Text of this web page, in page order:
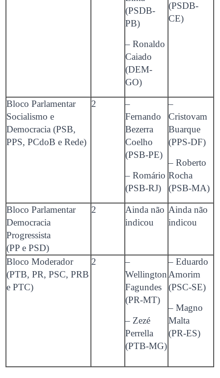
(PSDB-
PB)
– Ronaldo
Caiado
(DEM-
GO)
(PSDB-
CE)
Bloco Parlamentar
Socialismo e
Democracia (PSB,
PPS, PCdoB e Rede)
2
–
Fernando
Bezerra
Coelho
(PSB-PE)
– Romário
(PSB-RJ)
–
Cristovam
Buarque
(PPS-DF)
– Roberto
Rocha
(PSB-MA)
Bloco Parlamentar
Democracia
Progressista
(PP e PSD)
2
Ainda não
indicou
Ainda não
indicou
Bloco Moderador
(PTB, PR, PSC, PRB
e PTC)
2
–
Wellington
Fagundes
(PR-MT)
– Zezé
Perrella
(PTB-MG)
– Eduardo
Amorim
(PSC-SE)
– Magno
Malta
(PR-ES)